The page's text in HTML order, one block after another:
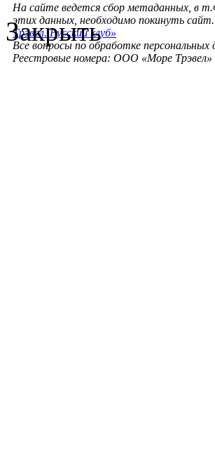
На сайте ведется сбор метаданных, в
этих данных, необходимо покинуть
Трэвел. Русский клуб»
Все вопросы по обработке
Реестровые номера: ООО «Море Трэвел»
Закрыть